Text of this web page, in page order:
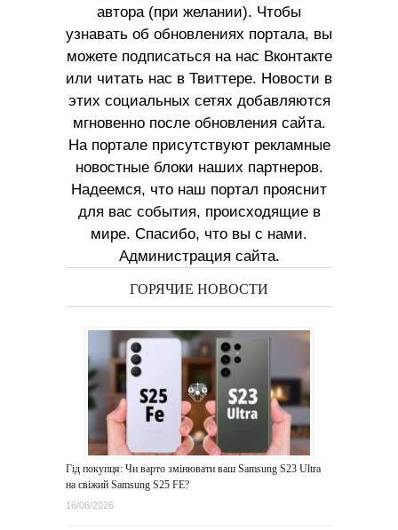
автора (при желании). Чтобы
узнавать об обновлениях портала, вы
можете подписаться на нас Вконтакте
или читать нас в Твиттере. Новости в
этих социальных сетях добавляются
мгновенно после обновления сайта.
На портале присутствуют рекламные
новостные блоки наших партнеров.
Надеемся, что наш портал прояснит
для вас события, происходящие в
мире. Спасибо, что вы с нами.
Администрация сайта.
ГОРЯЧИЕ НОВОСТИ
Гід покупця: Чи варто змінювати ваш Samsung S23 Ultra
на свіжий Samsung S25 FE?
16/06/2026